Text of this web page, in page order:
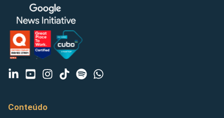
Conteúdo